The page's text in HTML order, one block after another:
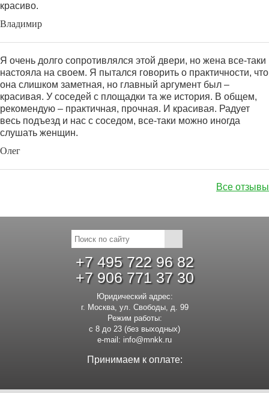
красиво.
Владимир
Я очень долго сопротивлялся этой двери, но жена все-таки
настояла на своем. Я пытался говорить о практичности, что
она слишком заметная, но главный аргумент был –
красивая. У соседей с площадки та же история. В общем,
рекомендую – практичная, прочная. И красивая. Радует
весь подъезд и нас с соседом, все-таки можно иногда
слушать женщин.
Олег
Все отзывы
+7 495 722 96 82
+7 906 771 37 30
Юридический адрес:
г. Москва, ул. Свободы, д. 99
Режим работы:
с 8 до 23 (без выходных)
e-mail: info@mnkk.ru
Принимаем к оплате: